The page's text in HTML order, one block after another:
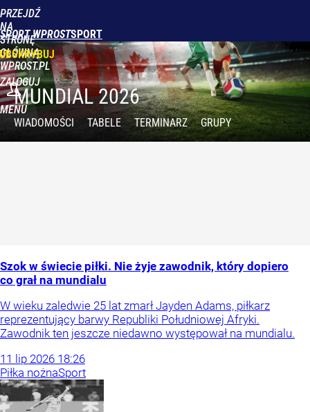
PRZEJDŹ
NA
STRONĘ
GŁÓWNĄ
WPROST.PL
SPORT WPROST
ZALOGUJ
MENU
MUNDIAL 2026
WIADOMOŚCI TABELE TERMINARZ GRUPY
Szok w świecie piłki. Nie żyje zawodnik, który dopiero
co grał na mundialu
W wieku zaledwie 25 lat zmarł Jayden Adams, piłkarz
reprezentujący barwy Republiki Południowej Afryki.
Zawodnik ten jeszcze niedawno występował na mundialu.
11 lip 2026 18:26
Piłka nożnaSport